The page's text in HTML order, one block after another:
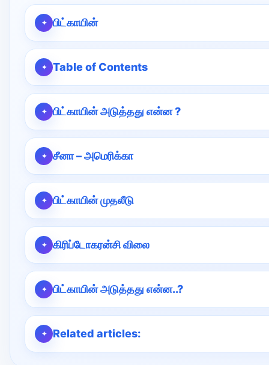
பிட்காயின்
Table of Contents
பிட்காயின் அடுத்தது என்ன ?
சீனா – அமெரிக்கா
பிட்காயின் முதலீடு
கிரிப்டோகரன்சி விலை
பிட்காயின் அடுத்தது என்ன..?
Related articles: